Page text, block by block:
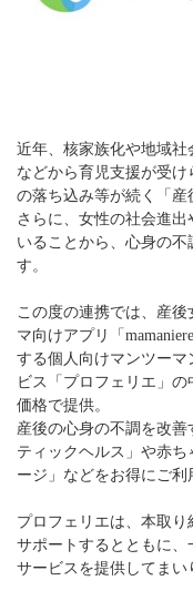
近年、核家族化や地域
などから育児支援が受
の落ち込み等が続く「産
さらに、女性の社会進
いることから、心身の
す。
この度の連携では、産
マ向けアプリ「
する個人向けマンツー
ビス「プロフェリエ」
価格で提供。
産後の心身の不調を改
ティックヘルス」や赤
ージ」などをお得にご利
プロフェリエは、本取
サポートするとともに
サービスを提供してまい